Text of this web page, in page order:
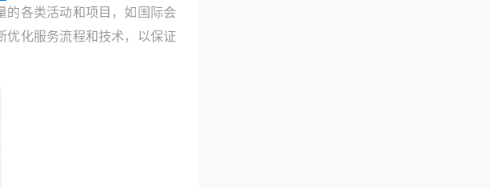
各类活动和项目，如国际会
优化服务流程和技术，以保证